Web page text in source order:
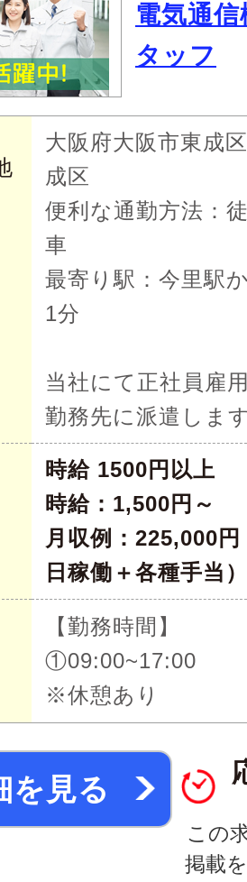
電気通
タッフ
大阪府大阪市東成
成区
便利な通勤方法：
車
最寄り駅：今里駅
1分
当社にて正社員雇
勤務先に派遣しま
時給 1500円以上
時給：1,500円～
月収例：225,000
日稼働＋各種手当）
【勤務時間】
①09:00~17:00
※休憩あり
を見る
この
掲載